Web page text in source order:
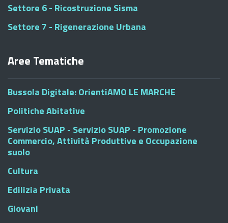
Settore 6 - Ricostruzione Sisma
Settore 7 - Rigenerazione Urbana
Aree Tematiche
Bussola Digitale: OrientiAMO LE MARCHE
Politiche Abitative
Servizio SUAP - Servizio SUAP - Promozione
Commercio, Attività Produttive e Occupazione
suolo
Cultura
Edilizia Privata
Giovani